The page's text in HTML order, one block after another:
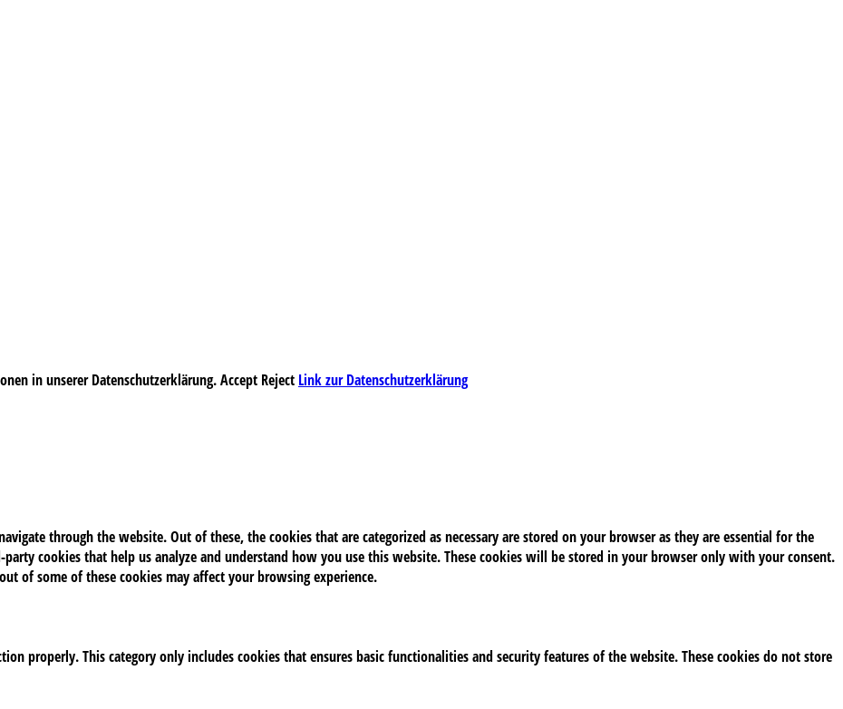
in unserer Datenschutzerklärung.Accept Reject Link zur Datenschutzerklärung
through the website. Out of these, the cookies that are categorized as necessary are stored on your browser as they are essential for the
cookies that help us analyze and understand how you use this website. These cookies will be stored in your browser only with your consent.
of some of these cookies may affect your browsing experience.
properly. This category only includes cookies that ensures basic functionalities and security features of the website. These cookies do not store